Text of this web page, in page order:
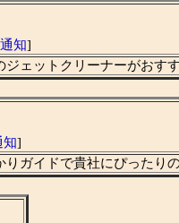
知]
ェットクリーナーがおすす
知]
ガイドで貴社にぴったり